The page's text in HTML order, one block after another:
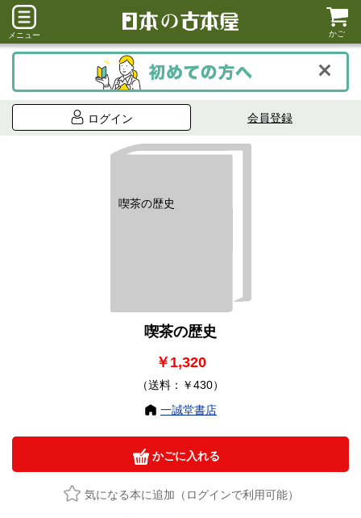
メニュー かご
ログイン 会員登録
喫茶の歴史
喫茶の歴史
￥1,320
（送料：￥430）
一誠堂書店
かごに入れる
気になる本に追加（ログインで利用可能）